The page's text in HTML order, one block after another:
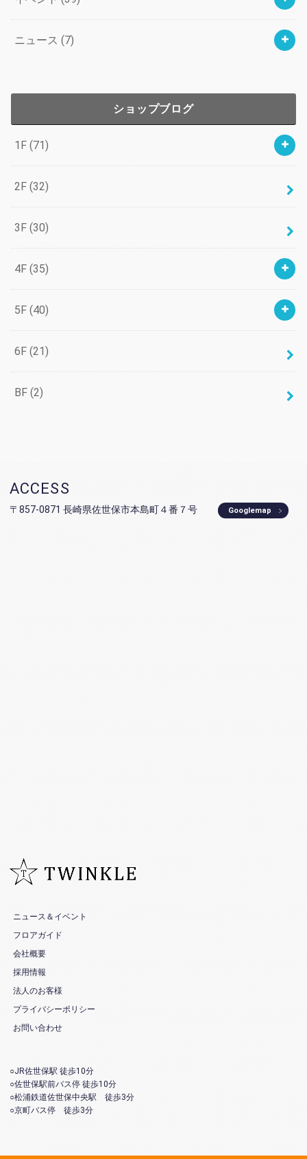
ニュース (7)
ショップブログ
1F (71)
2F (32)
3F (30)
4F (35)
5F (40)
6F (21)
BF (2)
ACCESS
〒857-0871 長崎県佐世保市本島町４番７号 Googlemap
ニュース＆イベント
フロアガイド
会社概要
採用情報
法人のお客様
プライバシーポリシー
お問い合わせ
○JR佐世保駅 徒歩10分
○佐世保駅前バス停 徒歩10分
○松浦鉄道佐世保中央駅 徒歩3分
○京町バス停 徒歩3分